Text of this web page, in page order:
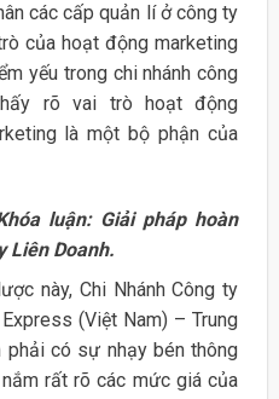
các cấp quản lí ở công ty
của hoạt động marketing
yếu trong chi nhánh công
rõ vai trò hoạt động
là một bộ phận của
luận: Giải pháp hoàn
Liên Doanh.
này, Chi Nhánh Công ty
(Việt Nam) – Trung
phải có sự nhạy bén thông
rất rõ các mức giá của